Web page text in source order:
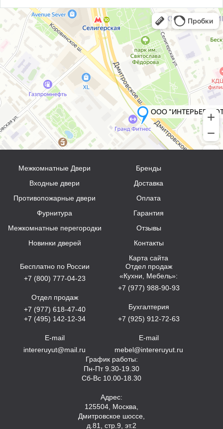
Межкомнатные Двери
Входные двери
Противопожарные двери
Фурнитура
Межкомнатные перегородки
Новинки дверей
Бренды
Доставка
Оплата
Гарантия
Отзывы
Контакты
Карта сайта
Бесплатно по России
+7 (800) 777-04-23
Отдел продаж
+7 (977) 618-47-40
+7 (495) 142-12-34
E-mail
intereruyut@mail.ru
Отдел продаж
«Кухни, Мебель»:
+7 (977) 988-90-93
Бухгалтерия
+7 (925) 912-72-63
E-mail
mebel@intereruyut.ru
График работы:
Пн-Пт 9.30-19.30
Сб-Вс 10.00-18.30
Адрес:
125504, Москва,
Дмитровское шоссе,
д.81, стр.9, эт.2